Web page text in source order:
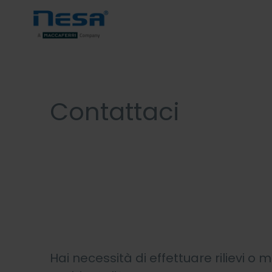
Contattaci
Hai necessità di effettuare rilievi o